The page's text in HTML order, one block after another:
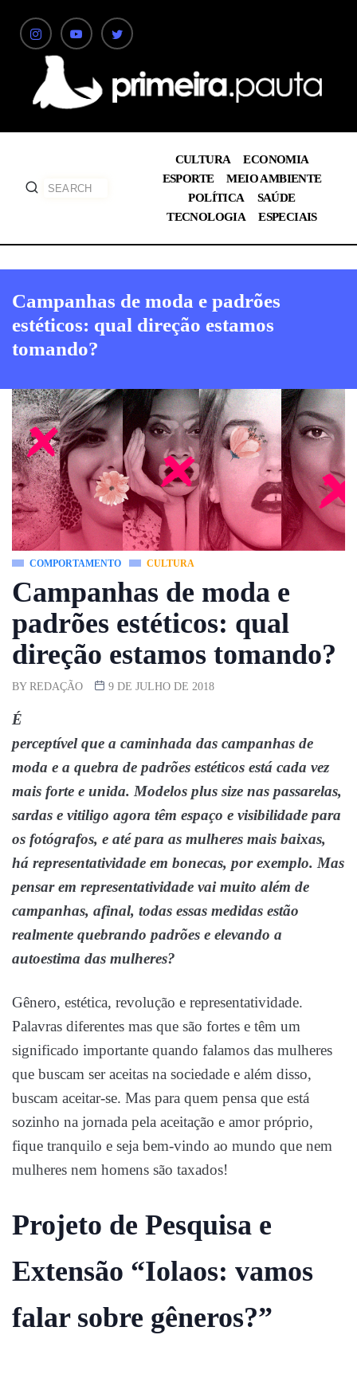
CULTURA
ECONOMIA
ESPORTE
MEIO AMBIENTE
POLÍTICA
SAÚDE
TECNOLOGIA
ESPECIAIS
Campanhas de moda e padrões
estéticos: qual direção estamos
tomando?
COMPORTAMENTO CULTURA
Campanhas de moda e
padrões estéticos: qual
direção estamos tomando?
BY REDAÇÃO 9 DE JULHO DE 2018
É
perceptível que a caminhada das campanhas de
moda e a quebra de padrões estéticos está cada vez
mais forte e unida. Modelos plus size nas passarelas,
sardas e vitiligo agora têm espaço e visibilidade para
os fotógrafos, e até para as mulheres mais baixas,
há representatividade em bonecas, por exemplo. Mas
pensar em representatividade vai muito além de
campanhas, afinal, todas essas medidas estão
realmente quebrando padrões e elevando a
autoestima das mulheres?
Gênero, estética, revolução e representatividade.
Palavras diferentes mas que são fortes e têm um
significado importante quando falamos das mulheres
que buscam ser aceitas na sociedade e além disso,
buscam aceitar-se. Mas para quem pensa que está
sozinho na jornada pela aceitação e amor próprio,
fique tranquilo e seja bem-vindo ao mundo que nem
mulheres nem homens são taxados!
Projeto de Pesquisa e
Extensão “Iolaos: vamos
falar sobre gêneros?”